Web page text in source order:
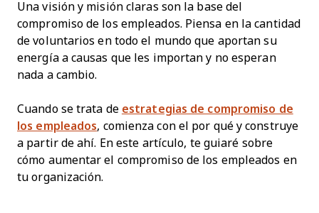
Una visión y misión claras son la base del
compromiso de los empleados. Piensa en la cantidad
de voluntarios en todo el mundo que aportan su
energía a causas que les importan y no esperan
nada a cambio.
Cuando se trata de estrategias de compromiso de
los empleados, comienza con el por qué y construye
a partir de ahí. En este artículo, te guiaré sobre
cómo aumentar el compromiso de los empleados en
tu organización.